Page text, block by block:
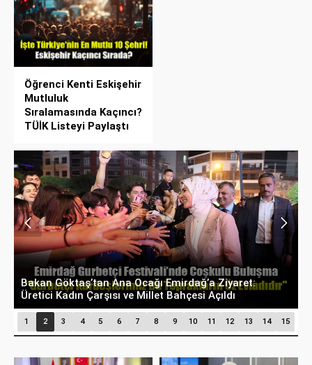
Öğrenci Kenti Eskişehir
Mutluluk
Sıralamasında Kaçıncı?
TÜİK Listeyi Paylaştı
Bakan Göktaş’tan Ana Ocağı Emirdağ’a Ziyaret:
Üretici Kadın Çarşısı ve Millet Bahçesi Açıldı
1 2 3 4 5 6 7 8 9 10 11 12 13 14 15